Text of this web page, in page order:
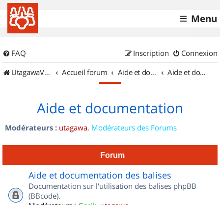
Menu
FAQ Connexion
Inscription
UtagawaVTT (Randos VTT et VTTAE avec traces GPS)
Accueil forum Aide et documentation Aide et documentation
Aide et documentation
Modérateurs : utagawa, Modérateurs des Forums
Forum
Aide et documentation des balises
Documentation sur l'utilisation des balises phpBB
(BBcode).